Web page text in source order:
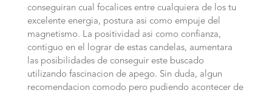
conseguiran cual focalices entre cualquiera de los tu
excelente energia, postura asi­ como empuje del
magnetismo. La positividad asi­ como confianza,
contiguo en el lograr de estas candelas, aumentara
las posibilidades de conseguir este buscado
utilizando fascinacion de apego. Sin duda, algun
recomendacion comodo pero pudiendo acontecer de